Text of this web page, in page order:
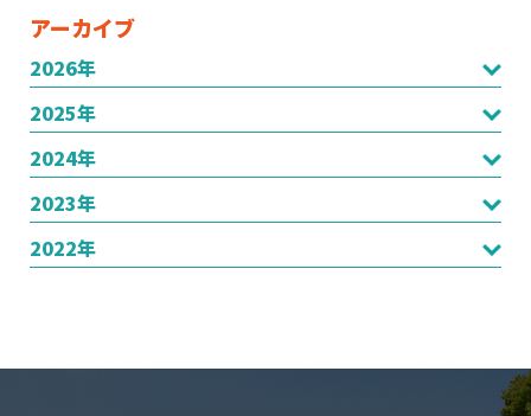
アーカイブ
2026年
2025年
2024年
2023年
2022年